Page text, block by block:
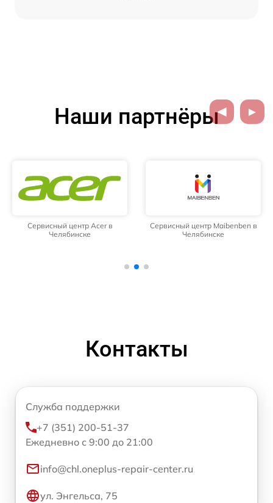
Наши партнёры
Сервисный центр Acer в
Челябинске
Сервисный центр Maibenben в
Челябинске
Контакты
Служба поддержки
+7 (351) 200-51-37
Ежедневно с 9:00 до 21:00
info@chl.oneplus-repair-center.ru
ул. Энгельса, 75